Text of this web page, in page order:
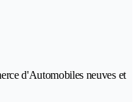
d'Automobiles neuves et